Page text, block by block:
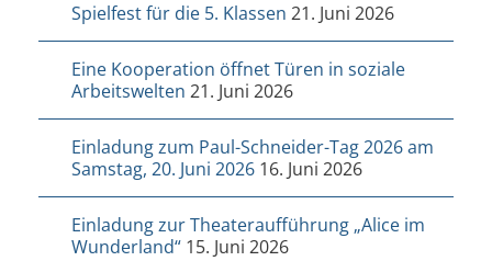
Spielfest für die 5. Klassen 21. Juni 2026
Eine Kooperation öffnet Türen in soziale
Arbeitswelten 21. Juni 2026
Einladung zum Paul-Schneider-Tag 2026 am
Samstag, 20. Juni 2026 16. Juni 2026
Einladung zur Theateraufführung „Alice im
Wunderland“ 15. Juni 2026